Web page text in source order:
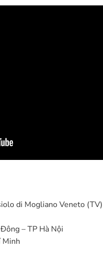
di Mogliano Veneto (TV)
– TP Hà Nội
Minh